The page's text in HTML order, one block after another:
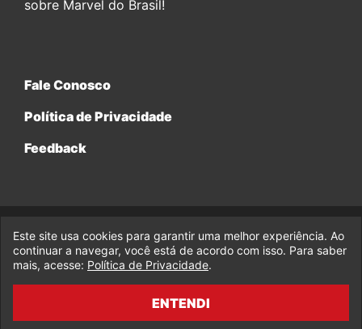
sobre Marvel do Brasil!
Fale Conosco
Política de Privacidade
Feedback
© 2017-2026 Legado da Marvel, uma empresa da Legado
Enterprises.
fabiolobo
Este site usa cookies para garantir uma melhor experiência. Ao
continuar a navegar, você está de acordo com isso. Para saber
mais, acesse: Política de Privacidade.
ENTENDI